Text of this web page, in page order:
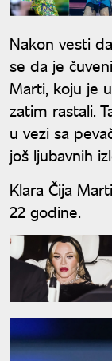
Nakon vesti
se da je
Marti, koju je
zatim rastali.
u vezi sa
još ljubavnih
Klara Čija
22 godine.